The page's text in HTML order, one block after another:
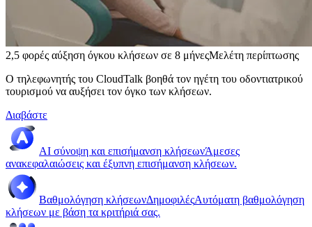
2,5 φορές αύξηση όγκου κλήσεων σε 8 μήνεςΜελέτη περίπτωσης
Ο τηλεφωνητής του CloudTalk βοηθά τον ηγέτη του οδοντιατρικού
τουρισμού να αυξήσει τον όγκο των κλήσεων.
Διαβάστε
AI σύνοψη και επισήμανση κλήσεωνΆμεσες
ανακεφαλαιώσεις και έξυπνη επισήμανση κλήσεων.
Βαθμολόγηση κλήσεωνΔημοφιλέςΑυτόματη βαθμολόγηση
κλήσεων με βάση τα κριτήριά σας.